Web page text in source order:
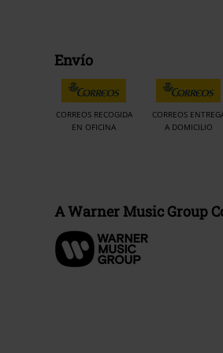
Envío
CORREOS RECOGIDA
EN OFICINA
CORREOS
A DOMICILIO
A Warner Music Group